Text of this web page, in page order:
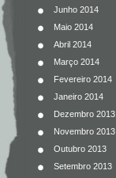
Junho 2014
Maio 2014
Abril 2014
Março 2014
Fevereiro 2014
Janeiro 2014
Dezembro 2013
Novembro 2013
Outubro 2013
Setembro 2013